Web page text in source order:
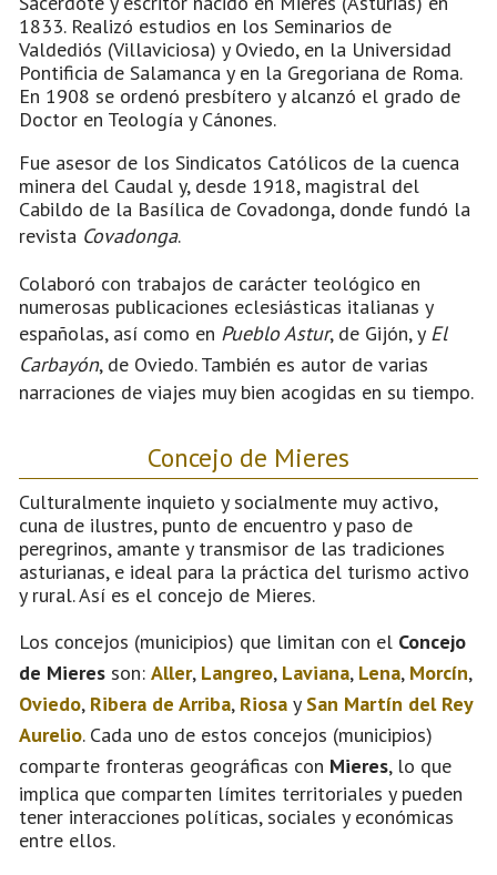
1833. Realizó estudios en los Seminarios de
Valdediós (Villaviciosa) y Oviedo, en la Universidad
Pontificia de Salamanca y en la Gregoriana de Roma.
En 1908 se ordenó presbítero y alcanzó el grado de
Doctor en Teología y Cánones.
Fue asesor de los Sindicatos Católicos de la cuenca
minera del Caudal y, desde 1918, magistral del
Cabildo de la Basílica de Covadonga, donde fundó la
revista Covadonga.
Colaboró con trabajos de carácter teológico en
numerosas publicaciones eclesiásticas italianas y
españolas, así como en Pueblo Astur, de Gijón, y El
Carbayón, de Oviedo. También es autor de varias
narraciones de viajes muy bien acogidas en su tiempo.
Concejo de Mieres
Culturalmente inquieto y socialmente muy activo,
cuna de ilustres, punto de encuentro y paso de
peregrinos, amante y transmisor de las tradiciones
asturianas, e ideal para la práctica del turismo activo
y rural. Así es el concejo de Mieres.
Los concejos (municipios) que limitan con el Concejo
de Mieres son: Aller, Langreo, Laviana, Lena, Morcín,
Oviedo, Ribera de Arriba, Riosa y San Martín del Rey
Aurelio. Cada uno de estos concejos (municipios)
comparte fronteras geográficas con Mieres, lo que
implica que comparten límites territoriales y pueden
tener interacciones políticas, sociales y económicas
entre ellos.